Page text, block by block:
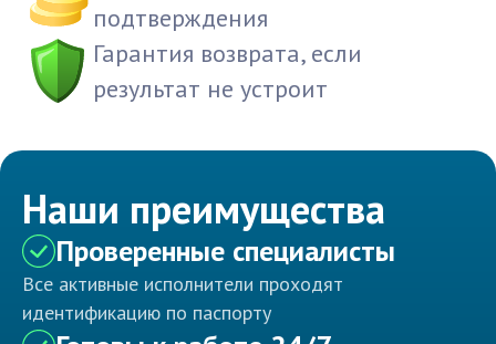
подтверждения
Гарантия возврата, если
результат не устроит
Наши преимущества
Проверенные специалисты
Все активные исполнители проходят
идентификацию по паспорту